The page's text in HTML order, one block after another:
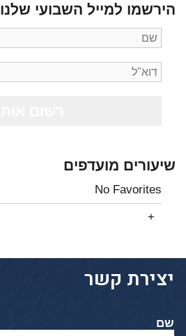
הירשמו למייל השבועי שלנו
שיעורים מועדפים
No Favorites
יצירת קשר
שם